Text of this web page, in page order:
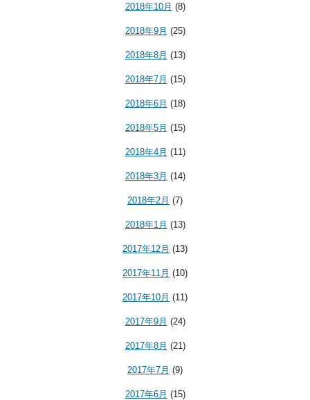
2018年10月 (8)
2018年9月 (25)
2018年8月 (13)
2018年7月 (15)
2018年6月 (18)
2018年5月 (15)
2018年4月 (11)
2018年3月 (14)
2018年2月 (7)
2018年1月 (13)
2017年12月 (13)
2017年11月 (10)
2017年10月 (11)
2017年9月 (24)
2017年8月 (21)
2017年7月 (9)
2017年6月 (15)